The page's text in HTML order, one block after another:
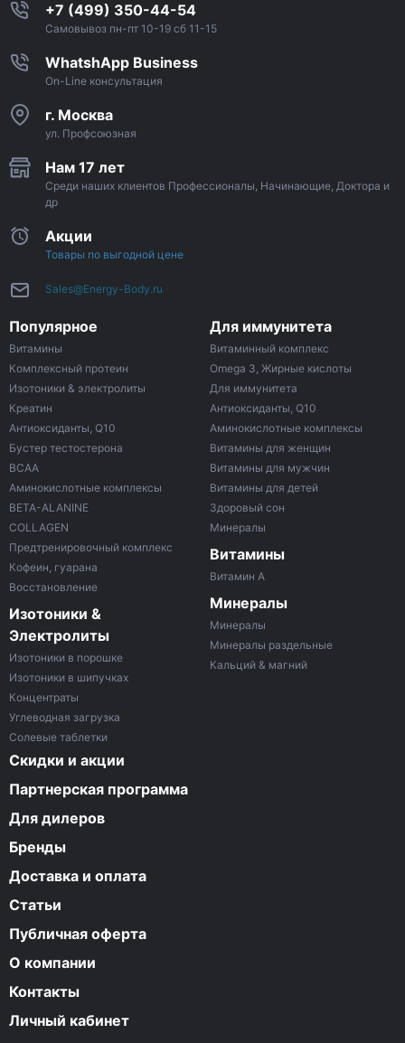
+7 (499) 350-44-54
Самовывоз пн-пт 10-19 сб 11-15
WhatshApp Business
On-Line консультация
г. Москва
ул. Профсоюзная
Нам 17 лет
Среди наших клиентов Профессионалы, Начинающие, Доктора и
др
Акции
Товары по выгодной цене
Sales@Energy-Body.ru
Популярное
Витамины
Комплексный протеин
Изотоники & электролиты
Креатин
Антиоксиданты, Q10
Бустер тестостерона
ВСАА
Аминокислотные комплексы
BETA-ALANINE
COLLAGEN
Предтренировочный комплекс
Кофеин, гуарана
Восстановление
Изотоники &
Электролиты
Изотоники в порошке
Изотоники в шипучках
Концентраты
Углеводная загрузка
Солевые таблетки
Для иммунитета
Витаминный комплекс
Omega 3, Жирные кислоты
Для иммунитета
Антиоксиданты, Q10
Аминокислотные комплексы
Витамины для женщин
Витамины для мужчин
Витамины для детей
Здоровый сон
Минералы
Витамины
Витамин A
Минералы
Минералы
Минералы раздельные
Кальций & магний
Скидки и акции
Партнерская программа
Для дилеров
Бренды
Доставка и оплата
Статьи
Публичная оферта
О компании
Контакты
Личный кабинет